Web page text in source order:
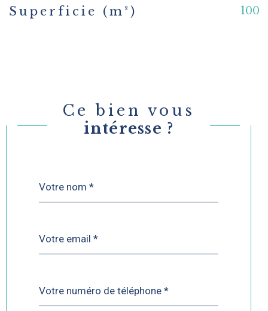
Superficie (m²) 100
Ce bien vous
intéresse ?
*
*
*